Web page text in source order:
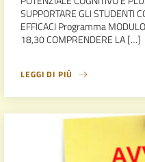
SUPPORTARE GLI STUDENTI
EFFICACI Programma
18,30 COMPRENDERE LA […]
LEGGI DI PIÙ